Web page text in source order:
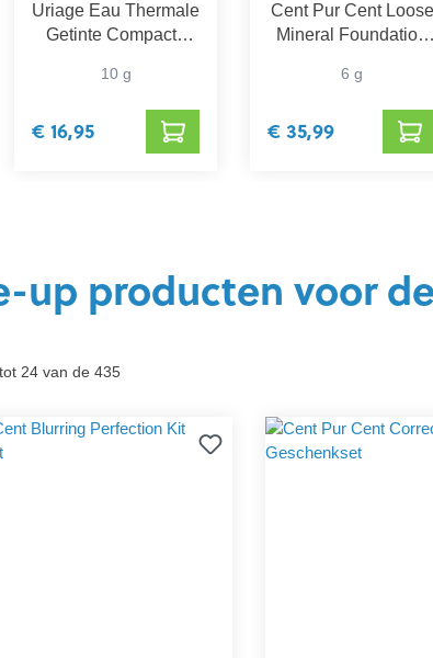
Uriage Eau Thermale
Getinte Compacte
10 g
€ 16,95
Cent Pur Cent Loose
Mineral Foundation
6 g
€ 35,99
up producten voor
24 van de 435